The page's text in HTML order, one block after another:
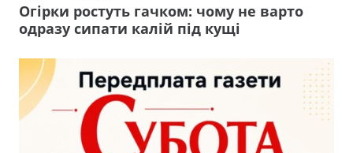
Огірки ростуть гачком: чому не варто
одразу сипати калій під кущі